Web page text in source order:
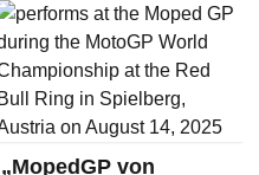
„MopedGP von